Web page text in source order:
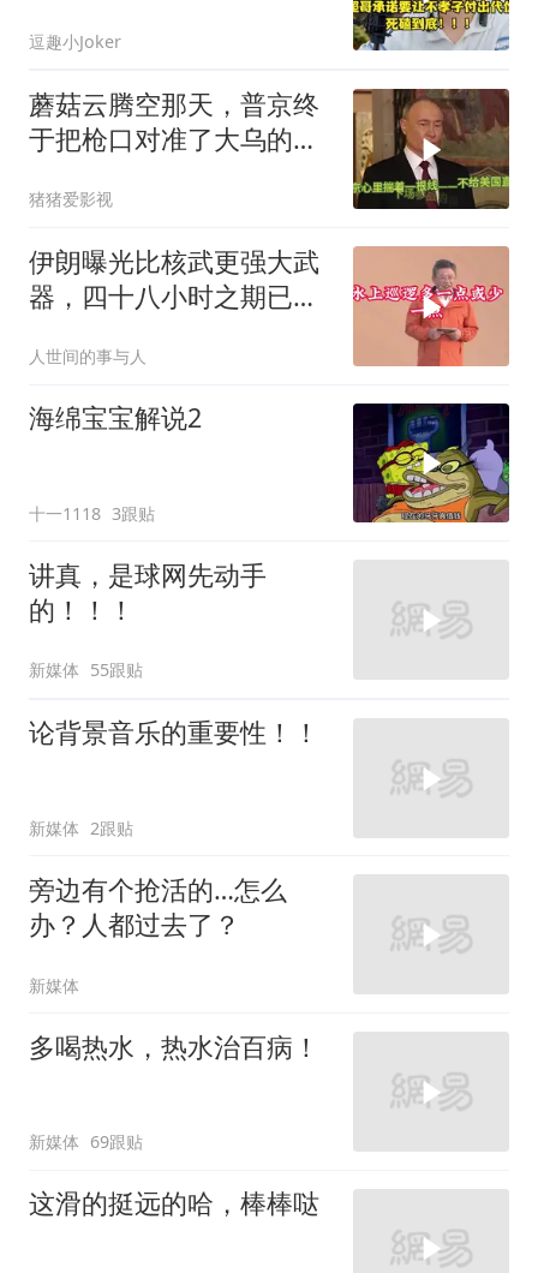
逗趣小Joker
蘑菇云腾空那天，普京终
于把枪口对准了大乌的军
猪猪爱影视
伊朗曝光比核武更强大武
器，四十八小时之期已
人世间的事与人
海绵宝宝解说2
十一1118 3跟贴
讲真，是球网先动手
的！！！
新媒体 55跟贴
论背景音乐的重要性！！
新媒体 2跟贴
旁边有个抢活的…怎么
办？人都过去了？
新媒体
多喝热水，热水治百病！
新媒体 69跟贴
这滑的挺远的哈，棒棒哒